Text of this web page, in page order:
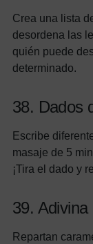
Crea una lista
desordena las
quién puede
determinado.
38. Dados
Escribe
masaje de 5
¡Tira el dado y
39. Adivina
Repartan